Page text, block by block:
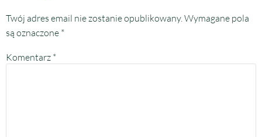
Twój adres email nie zostanie opublikowany.Wymagane pola
są oznaczone *
Komentarz *